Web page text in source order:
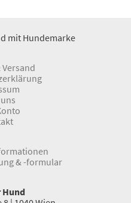
& -formular
Hund